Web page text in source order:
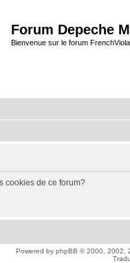
Forum Depeche
Bienvenue sur le forum
cookies de ce forum?
Powered by phpBB © 2000, 2002,